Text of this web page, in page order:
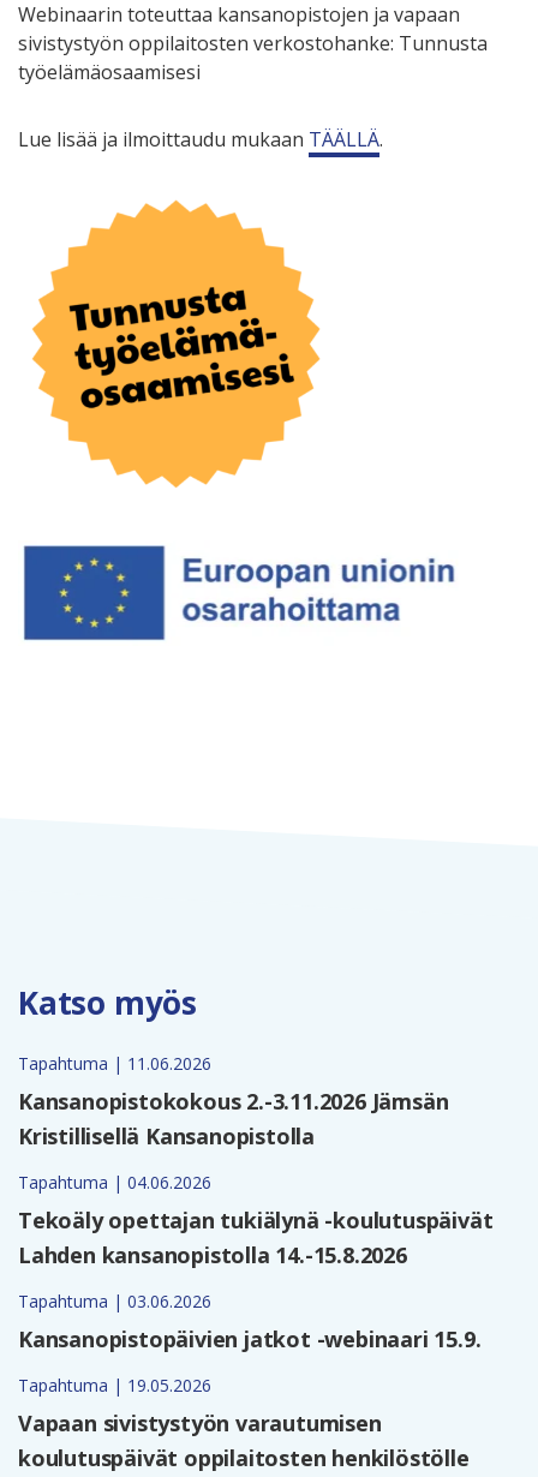
Webinaarin toteuttaa kansanopistojen ja vapaan
sivistystyön oppilaitosten verkostohanke: Tunnusta
työelämäosaamisesi
Lue lisää ja ilmoittaudu mukaan TÄÄLLÄ.
Katso myös
Tapahtuma | 11.06.2026
Kansanopistokokous 2.-3.11.2026 Jämsän
Kristillisellä Kansanopistolla
Tapahtuma | 04.06.2026
Tekoäly opettajan tukiälynä -koulutuspäivät
Lahden kansanopistolla 14.-15.8.2026
Tapahtuma | 03.06.2026
Kansanopistopäivien jatkot -webinaari 15.9.
Tapahtuma | 19.05.2026
Vapaan sivistystyön varautumisen
koulutuspäivät oppilaitosten henkilöstölle